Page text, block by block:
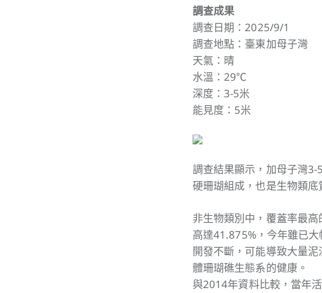
調查成果
調查日期：2025/9/1
調查地點：臺東加母子灣
天氣：晴
水溫：29℃
深度：3-5米
能見度：5米
調查結果顯示，加母子灣
硬珊瑚組成，也是生物類
非生物類別中，覆蓋率最
高達41.875%，今年雖已
開發不斷，可能導致大量
體珊瑚礁生態系的健康。
與2014年資料比較，當年